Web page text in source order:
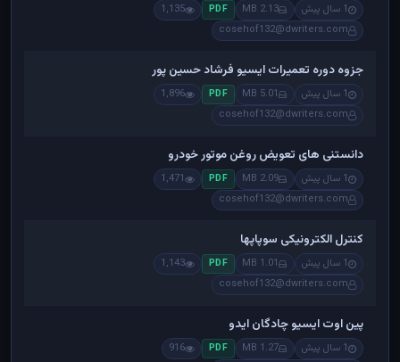
1 سال پیش 2.13 MB
PDF
1,135
cosehof132@dwriters.com
جزوه دوره تعمیرات ایسیو فرشاد حسین پور
1 سال پیش 5.01 MB
PDF
1,896
cosehof132@dwriters.com
دانستنی های تعویض روغن موتور خودرو
1 سال پیش 2.09 MB
PDF
1,471
cosehof132@dwriters.com
کنترل الکترونیکی سوپاپها
1 سال پیش 1.01 MB
PDF
1,143
cosehof132@dwriters.com
پین اوت ایسیو چادگان ایدو
1 سال پیش 1.27 MB
PDF
916